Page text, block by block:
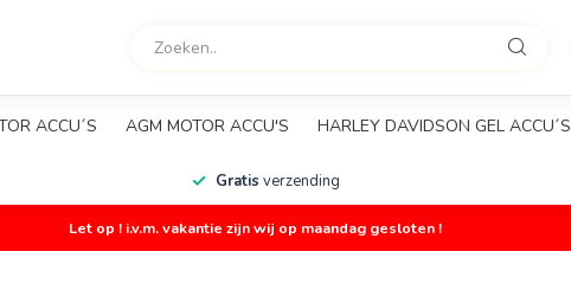
ACCU´S AGM MOTOR ACCU'S HARLEY DAVIDSON GEL ACCU´S
Gratis verzending
Let op ! i.v.m. vakantie zijn wij op maandag gesloten !